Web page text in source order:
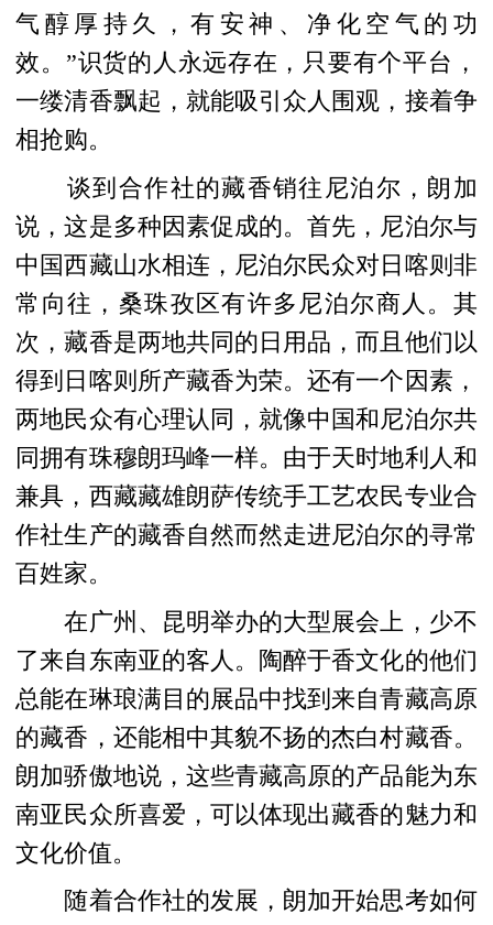
气醇厚持久，有安神、净化空气的功
效。”识货的人永远存在，只要有个平台，
一缕清香飘起，就能吸引众人围观，接着争
相抢购。
谈到合作社的藏香销往尼泊尔，朗加
说，这是多种因素促成的。首先，尼泊尔与
中国西藏山水相连，尼泊尔民众对日喀则非
常向往，桑珠孜区有许多尼泊尔商人。其
次，藏香是两地共同的日用品，而且他们以
得到日喀则所产藏香为荣。还有一个因素，
两地民众有心理认同，就像中国和尼泊尔共
同拥有珠穆朗玛峰一样。由于天时地利人和
兼具，西藏藏雄朗萨传统手工艺农民专业合
作社生产的藏香自然而然走进尼泊尔的寻常
百姓家。
在广州、昆明举办的大型展会上，少不
了来自东南亚的客人。陶醉于香文化的他们
总能在琳琅满目的展品中找到来自青藏高原
的藏香，还能相中其貌不扬的杰白村藏香。
朗加骄傲地说，这些青藏高原的产品能为东
南亚民众所喜爱，可以体现出藏香的魅力和
文化价值。
随着合作社的发展，朗加开始思考如何